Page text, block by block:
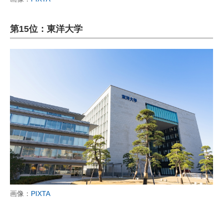
第15位：東洋大学
画像： PIXTA